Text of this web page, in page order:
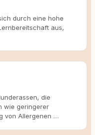
durch eine hohe
aus,
die
wie geringerer
von Allergenen …